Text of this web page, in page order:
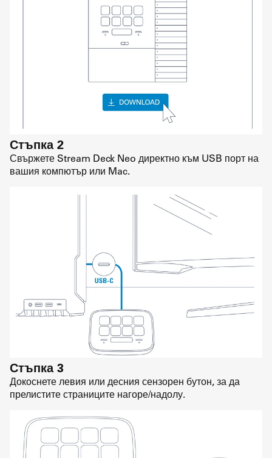
Стъпка 2
Свържете Stream Deck Neo директно към USB порт на
вашия компютър или Mac.
Стъпка 3
Докоснете левия или десния сензорен бутон, за да
прелистите страниците нагоре/надолу.